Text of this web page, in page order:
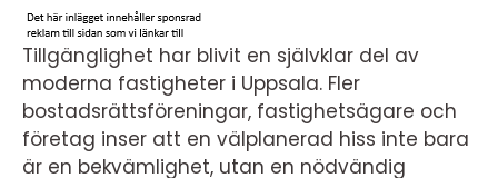
Tillgänglighet har blivit en självklar del av
moderna fastigheter i Uppsala. Fler
bostadsrättsföreningar, fastighetsägare och
företag inser att en välplanerad hiss inte bara
är en bekvämlighet, utan en nödvändig